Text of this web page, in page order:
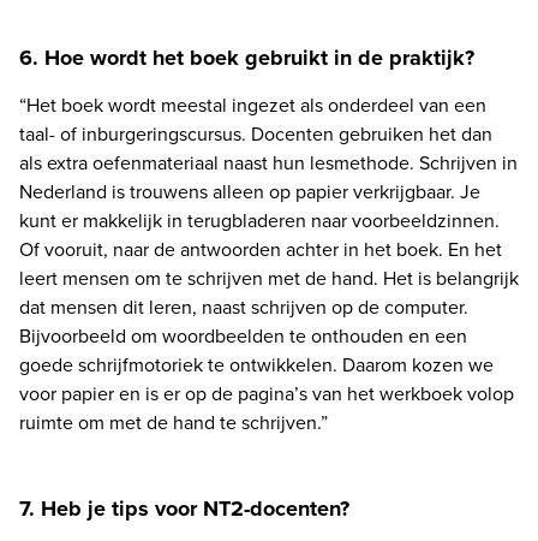
6. Hoe wordt het boek gebruikt in de praktijk?
“Het boek wordt meestal ingezet als onderdeel van een
taal- of inburgeringscursus. Docenten gebruiken het dan
als extra oefenmateriaal naast hun lesmethode. Schrijven in
Nederland is trouwens alleen op papier verkrijgbaar. Je
kunt er makkelijk in terugbladeren naar voorbeeldzinnen.
Of vooruit, naar de antwoorden achter in het boek. En het
leert mensen om te schrijven met de hand. Het is belangrijk
dat mensen dit leren, naast schrijven op de computer.
Bijvoorbeeld om woordbeelden te onthouden en een
goede schrijfmotoriek te ontwikkelen. Daarom kozen we
voor papier en is er op de pagina’s van het werkboek volop
ruimte om met de hand te schrijven.”
7. Heb je tips voor NT2-docenten?